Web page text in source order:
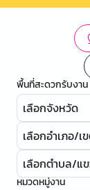
พื้นที่สะดวกรับงาน
เลือกจังหวัด
เลือกอำเภอ/เ
เลือกตำบล/แ
หมวดหมู่งาน